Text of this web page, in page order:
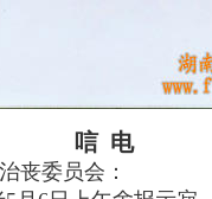
唁 电
丧委员会：